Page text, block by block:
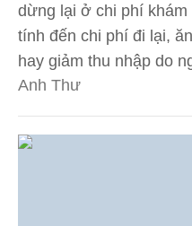
dừng lại ở chi phí
tính đến chi phí đi lại,
hay giảm thu nhập do
Anh Thư